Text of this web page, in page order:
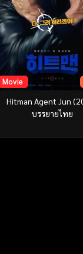
Movie
Hitman Agent Jun
บรรยายไทย